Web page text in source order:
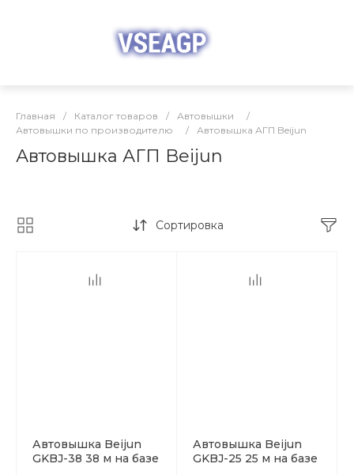
Главная / Каталог товаров / Автовышки
/
Автовышки по производителю
/ Автовышка АГП Beijun
Автовышка АГП Beijun
Сортировка
Автовышка Beijun
GKBJ-38 38 м на базе
Автовышка Beijun
GKBJ-25 25 м на базе